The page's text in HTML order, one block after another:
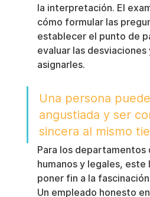
la interpretación. El
cómo formular las
establecer el punto de
evaluar las desviaciones
asignarles.
Una persona
angustiada y ser
sincera al mismo
Para los departamentos
humanos y legales, este
poner fin a la
Un empleado honesto